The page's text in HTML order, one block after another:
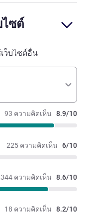
ไซต์
ว็บไซต์อื่น
93 ความคิดเห็น 8.9/10
225 ความคิดเห็น 6/10
344 ความคิดเห็น 8.6/10
18 ความคิดเห็น 8.2/10